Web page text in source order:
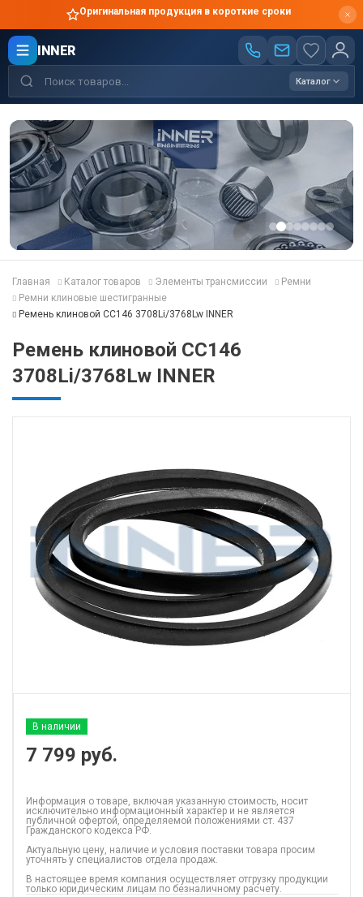
Оригинальная продукция в короткие сроки
INNER
Каталог
Главная Каталог товаров Элементы трансмиссии
Ремни
Ремни клиновые шестигранные
Ремень клиновой CC146 3708Li/3768Lw INNER
Ремень клиновой CC146
3708Li/3768Lw INNER
В наличии
7 799 руб.
Информация о товаре, включая указанную стоимость, носит
исключительно информационный характер и не является
публичной офертой, определяемой положениями ст. 437
Гражданского кодекса РФ.
Актуальную цену, наличие и условия поставки товара просим
уточнять у специалистов отдела продаж.
В настоящее время компания осуществляет отгрузку продукции
только юридическим лицам по безналичному расчету.